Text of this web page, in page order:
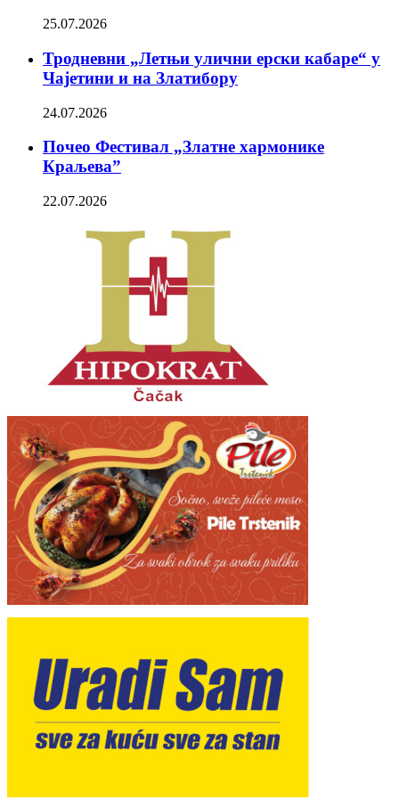
25.07.2026
Тродневни „Летњи улични ерски кабаре“ у
Чајетини и на Златибору
24.07.2026
Почео Фестивал „Златне хармонике
Краљева”
22.07.2026